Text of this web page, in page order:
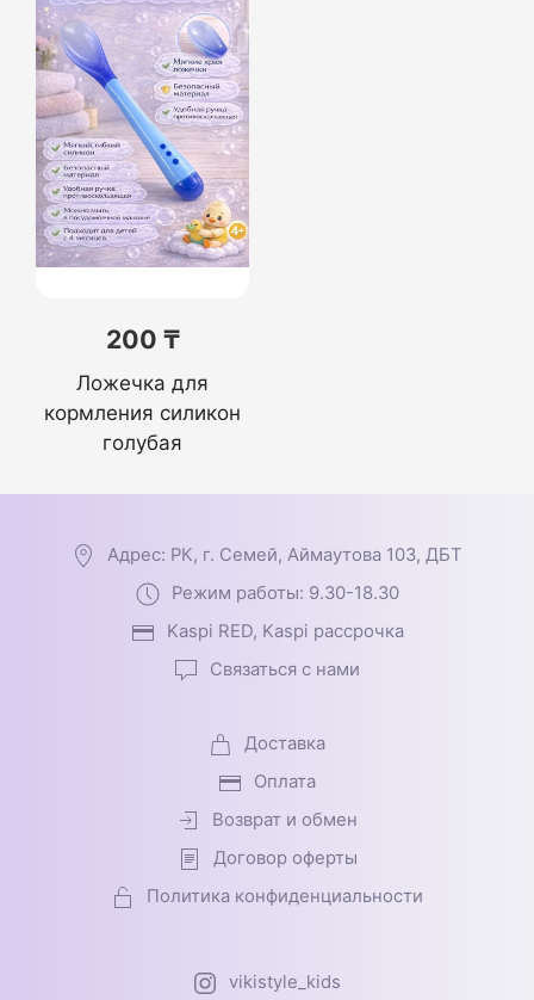
200 ₸
Ложечка для
кормления силикон
голубая
Адрес: РК, г. Семей, Аймаутова 103, ДБТ
Режим работы: 9.30-18.30
Kaspi RED, Kaspi рассрочка
Связаться с нами
Доставка
Оплата
Возврат и обмен
Договор оферты
Политика конфиденциальности
vikistyle_kids